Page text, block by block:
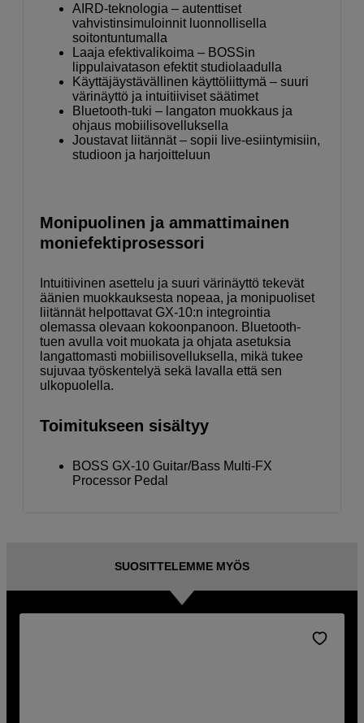
AIRD-teknologia – autenttiset
vahvistinsimuloinnit luonnollisella
soitontuntumalla
Laaja efektivalikoima – BOSSin
lippulaivatason efektit studiolaadulla
Käyttäjäystävällinen käyttöliittymä – suuri
värinäyttö ja intuitiiviset säätimet
Bluetooth-tuki – langaton muokkaus ja
ohjaus mobiilisovelluksella
Joustavat liitännät – sopii live-esiintymisiin,
studioon ja harjoitteluun
Monipuolinen ja ammattimainen
moniefektiprosessori
Intuitiivinen asettelu ja suuri värinäyttö tekevät
äänien muokkauksesta nopeaa, ja monipuoliset
liitännät helpottavat GX-10:n integrointia
olemassa olevaan kokoonpanoon. Bluetooth-
tuen avulla voit muokata ja ohjata asetuksia
langattomasti mobiilisovelluksella, mikä tukee
sujuvaa työskentelyä sekä lavalla että sen
ulkopuolella.
Toimitukseen sisältyy
BOSS GX-10 Guitar/Bass Multi-FX
Processor Pedal
SUOSITTELEMME MYÖS